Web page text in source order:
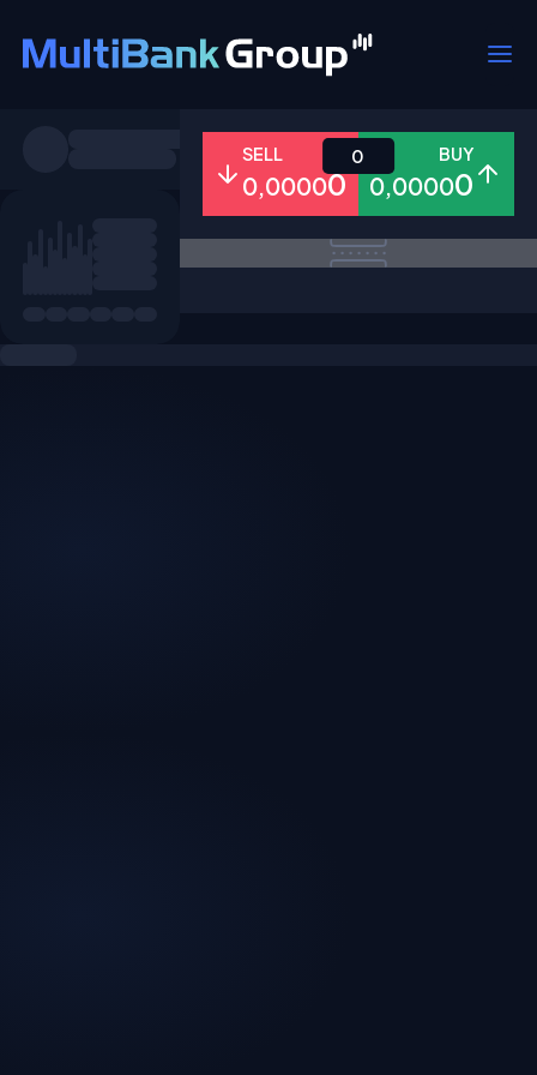
Todo Forex Metales
SELL
0,00000
BUY
0,00000
0